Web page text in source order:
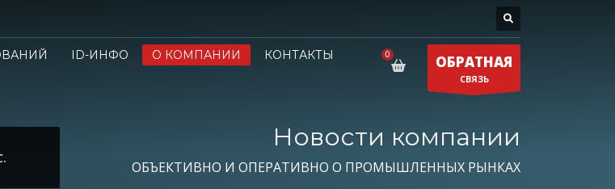
ID-ИНФО О КОМПАНИИ
КОНТАКТЫ
ОБРАТНАЯ
СВЯЗЬ
Новости компании
ОБЪЕКТИВНО И ОПЕРАТИВНО О ПРОМЫШЛЕННЫХ РЫНКАХ